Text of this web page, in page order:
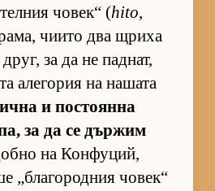
чо­век“ (hito,
чи­ито два щриха
за да не пад­нат,
але­го­рия на на­шата
и пос­то­янна
за да се дър­жим
на Кон­фу­ций,
„бла­го­род­ния чо­век“